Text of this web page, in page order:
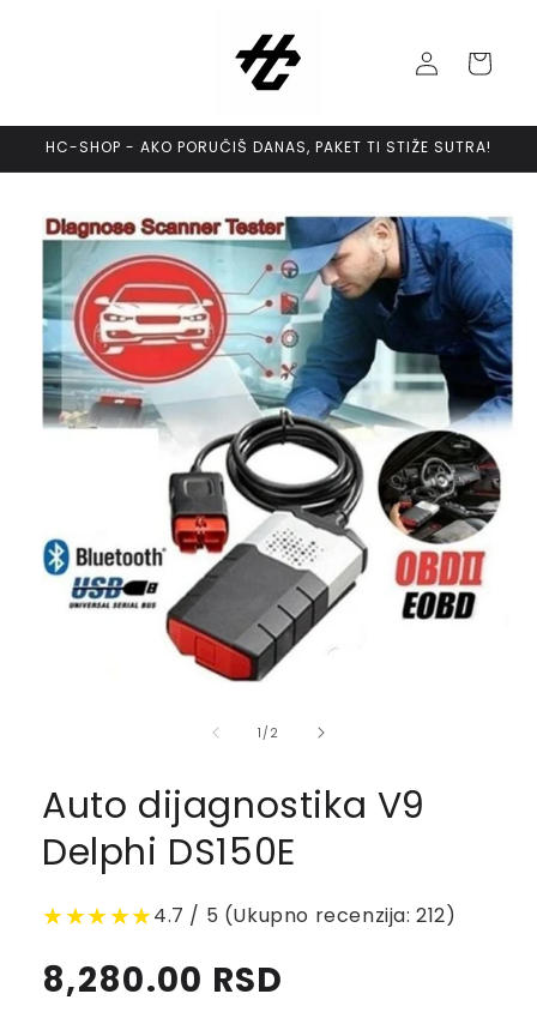
Log
in
Cart
HC-SHOP - AKO PORUČIŠ DANAS, PAKET TI STIŽE SUTRA!
product
information
1 /of2
Auto dijagnostika V9
Delphi DS150E
★★★★★4.7 / 5 (Ukupno recenzija: 212)
Regular
8,280.00 RSD